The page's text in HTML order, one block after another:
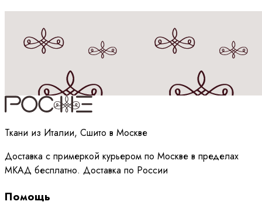
Принимаюполитикуобработки данных
Ткани из Италии, Сшито в Москве
Доставка с примеркой курьером по Москве в пределах
МКАД бесплатно. Доставка по России
Помощь